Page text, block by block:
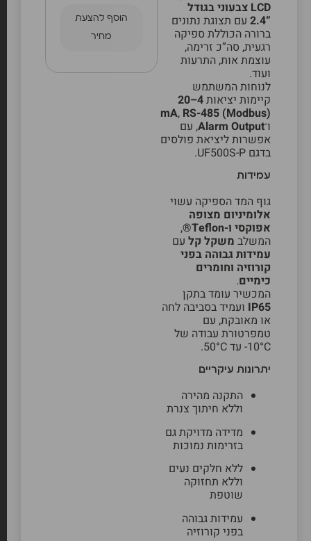
LCD צבעוני בגודל
“2.4 עם תצוגת נתונים
ברורה הכוללת ספיקה
רגעית, סה”כ זרימה,
עוצמת אות, התרעות
ועוד.
לנוחות המשתמש
קיימות יציאות 4–20
mA, RS-485 (Modbus)
ו־Alarm Output, עם
אפשרות ליציאת פולסים
בדגם UF500S-P.
עמידות
גוף המד הספיקה עשוי
אלומיניום מצופה
אפוקסי ו-Teflon® ,
המשלב משקל קל עם
עמידות גבוהה בפני
קורוזיה וחומרים
כימיים.
המכשיר עומד בתקן
IP65 ועמיד בסביבה לחה
או מאובקת, עם
טמפרטורת עבודה של
‎-10°C עד ‎50°C.
יתרונות עיקריים
התקנה מהירה
וללא חיתוך צנרת
מדידה מדויקת גם
בזרימות נמוכות
ללא חלקים נעים
וללא תחזוקה
שוטפת
עמידות גבוהה
בפני קורוזיה
הוסף להצעת
מחיר